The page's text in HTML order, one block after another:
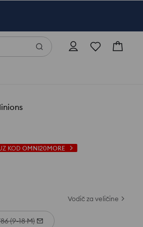
KOD OMNI20MORE
Vodič za veličine
(9-18 M)